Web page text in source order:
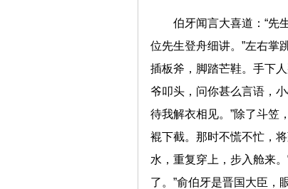
伯牙闻言大喜道：“先
位先生登舟细讲。”左右掌
插板斧，脚踏芒鞋。手下
爷叩头，问你甚么言语，
待我解衣相见。”除了斗笠
裩下截。那时不慌不忙，
水，重复穿上，步入舱来
了。”俞伯牙是晋国大臣，